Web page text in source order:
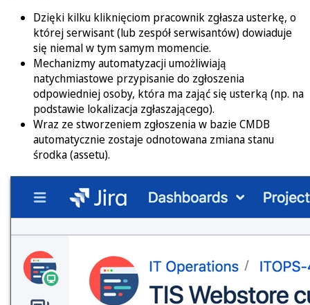
Dzięki kilku kliknięciom pracownik zgłasza usterkę, o
której serwisant (lub zespół serwisantów) dowiaduje
się niemal w tym samym momencie.
Mechanizmy automatyzacji umożliwiają
natychmiastowe przypisanie do zgłoszenia
odpowiedniej osoby, która ma zająć się usterką (np. na
podstawie lokalizacja zgłaszającego).
Wraz ze stworzeniem zgłoszenia w bazie CMDB
automatycznie zostaje odnotowana zmiana stanu
środka (assetu).